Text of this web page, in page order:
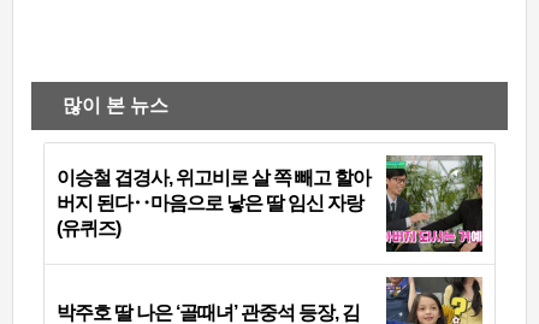
많이 본 뉴스
이승철 겹경사, 위고비로 살 쪽 빼고 할아
버지 된다‥마음으로 낳은 딸 임신 자랑
(유퀴즈)
박주호 딸 나은 ‘골때녀’ 관중석 등장, 김